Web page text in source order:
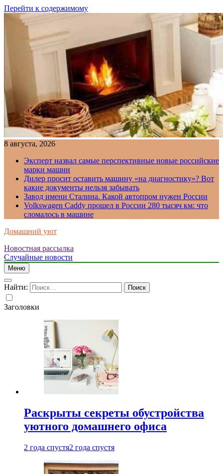
Перейти к содержимому
8 августа, 2026
Эксперт назвал самые перспективные новые российские
марки машин
Дилер просит оставить машину «на диагностику»? Вот
какие документы нельзя забывать
Завод имени Сталина. Какой автопром нужен России
Volkswagen Caddy прошел в России 280 тысяч км: что
сломалось в машине
Домашний уют
Новостная рассылка
Случайные новости
Меню
Найти:
Заголовки
Раскрыты секреты обустройства
уютного домашнего офиса
2 года спустя2 года спустя